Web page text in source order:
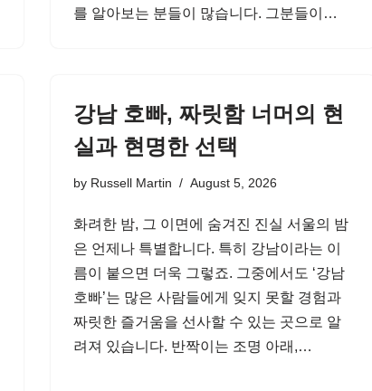
를 알아보는 분들이 많습니다. 그분들이…
강남 호빠, 짜릿함 너머의 현
실과 현명한 선택
by Russell Martin August 5, 2026
화려한 밤, 그 이면에 숨겨진 진실 서울의 밤
은 언제나 특별합니다. 특히 강남이라는 이
름이 붙으면 더욱 그렇죠. 그중에서도 ‘강남
호빠’는 많은 사람들에게 잊지 못할 경험과
짜릿한 즐거움을 선사할 수 있는 곳으로 알
려져 있습니다. 반짝이는 조명 아래,…